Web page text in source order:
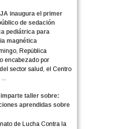
inaugura el primer
de sedación
pediátrica para
magnética
República
encabezado por
sector salud, el Centro
taller sobre:
aprendidas sobre
de Lucha Contra la